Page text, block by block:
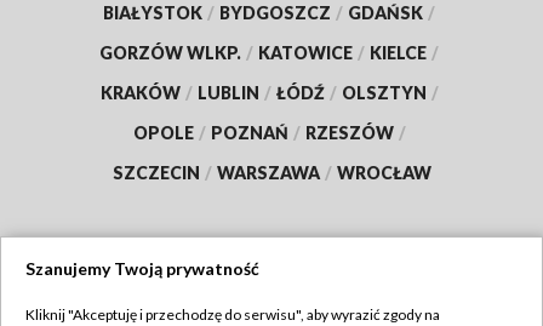
BIAŁYSTOK / BYDGOSZCZ / GDAŃSK /
GORZÓW WLKP. / KATOWICE / KIELCE /
KRAKÓW / LUBLIN / ŁÓDŹ / OLSZTYN /
OPOLE / POZNAŃ / RZESZÓW /
SZCZECIN / WARSZAWA / WROCŁAW
Szanujemy Twoją prywatność
Kliknij "Akceptuję i przechodzę do serwisu", aby wyrazić zgody na